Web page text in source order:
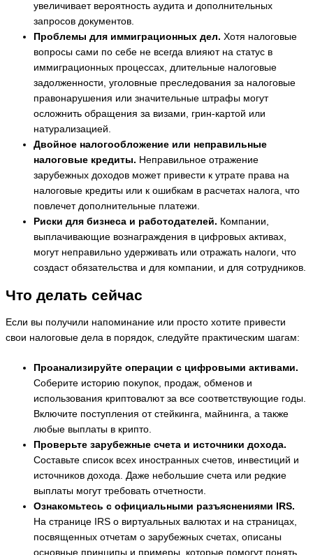
увеличивает вероятность аудита и дополнительных
запросов документов.
Проблемы для иммиграционных дел. Хотя налоговые
вопросы сами по себе не всегда влияют на статус в
иммиграционных процессах, длительные налоговые
задолженности, уголовные преследования за налоговые
правонарушения или значительные штрафы могут
осложнить обращения за визами, грин-картой или
натурализацией.
Двойное налогообложение или неправильные
налоговые кредиты. Неправильное отражение
зарубежных доходов может привести к утрате права на
налоговые кредиты или к ошибкам в расчетах налога, что
повлечет дополнительные платежи.
Риски для бизнеса и работодателей. Компании,
выплачивающие вознаграждения в цифровых активах,
могут неправильно удерживать или отражать налоги, что
создаст обязательства и для компании, и для сотрудников.
Что делать сейчас
Если вы получили напоминание или просто хотите привести
свои налоговые дела в порядок, следуйте практическим шагам:
Проанализируйте операции с цифровыми активами.
Соберите историю покупок, продаж, обменов и
использования криптовалют за все соответствующие годы.
Включите поступления от стейкинга, майнинга, а также
любые выплаты в крипто.
Проверьте зарубежные счета и источники дохода.
Составьте список всех иностранных счетов, инвестиций и
источников дохода. Даже небольшие счета или редкие
выплаты могут требовать отчетности.
Ознакомьтесь с официальными разъяснениями IRS.
На странице IRS о виртуальных валютах и на страницах,
посвященных отчетам о зарубежных счетах, описаны
основные принципы и примеры, которые помогут понять,